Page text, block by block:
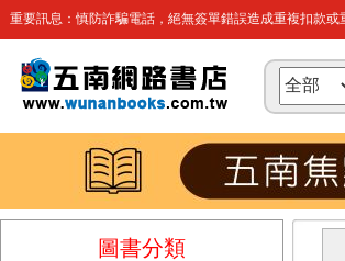
重要訊息：慎防詐騙電話，絕無簽單錯誤造成重複扣款
圖書分類